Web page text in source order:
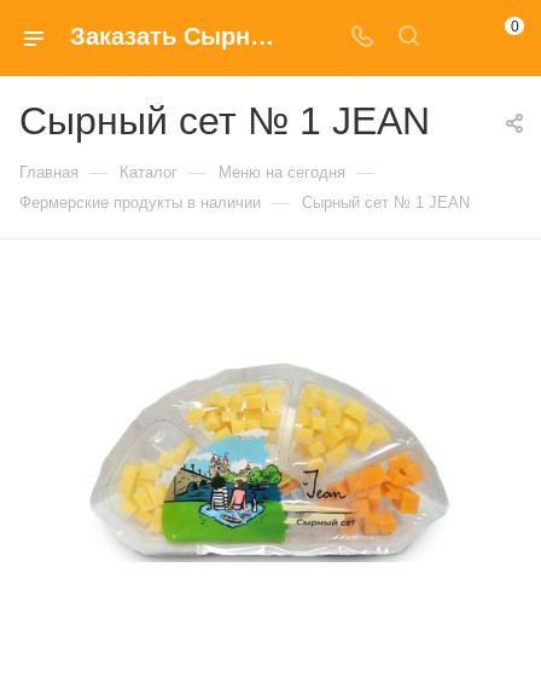
Заказать Сырный сет № 1 JEAN с доставкой на дом в Москве 0
Сырный сет № 1 JEAN
Главная — Каталог — Меню на сегодня —
Фермерские продукты в наличии — Сырный сет № 1 JEAN